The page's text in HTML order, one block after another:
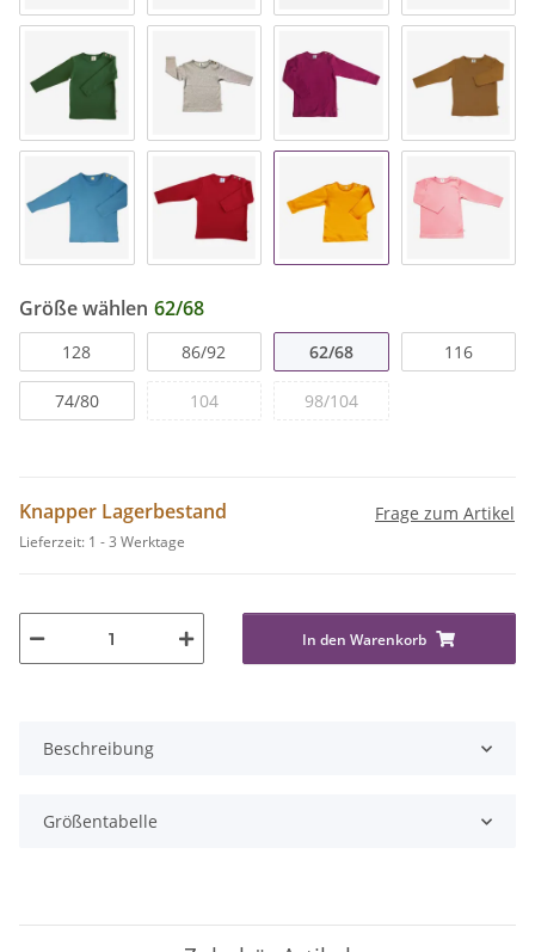
Größe wählen 62/68
128 86/92 62/68 116
74/80 104 98/104
Knapper Lagerbestand
Lieferzeit: 1 - 3 Werktage
Frage zum Artikel
In den Warenkorb
Beschreibung
Größentabelle